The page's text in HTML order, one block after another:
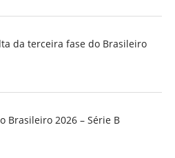
da terceira fase do Brasileiro
Brasileiro 2026 – Série B